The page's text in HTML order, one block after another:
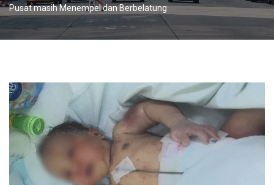
Pusat masih Menempel dan Berbelatung